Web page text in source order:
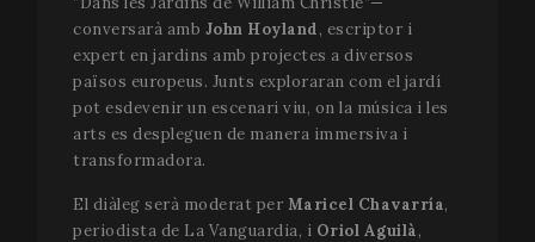
conversarà amb John Hoyland, escriptor i
expert en jardins amb projectes a diversos
països europeus. Junts exploraran com el jardí
pot esdevenir un escenari viu, on la música i les
arts es despleguen de manera immersiva i
transformadora.
El diàleg serà moderat per Maricel Chavarría,
periodista de La Vanguardia, i Oriol Aguilà,